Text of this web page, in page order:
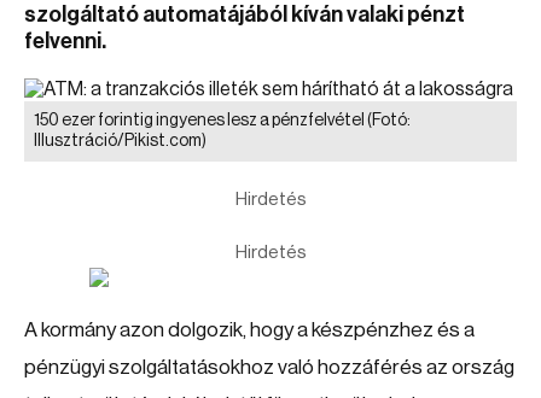
szolgáltató automatájából kíván valaki pénzt
felvenni.
150 ezer forintig ingyenes lesz a pénzfelvétel (Fotó:
Illusztráció/Pikist.com)
Hirdetés
Hirdetés
A kormány azon dolgozik, hogy a készpénzhez és a
pénzügyi szolgáltatásokhoz való hozzáférés az ország